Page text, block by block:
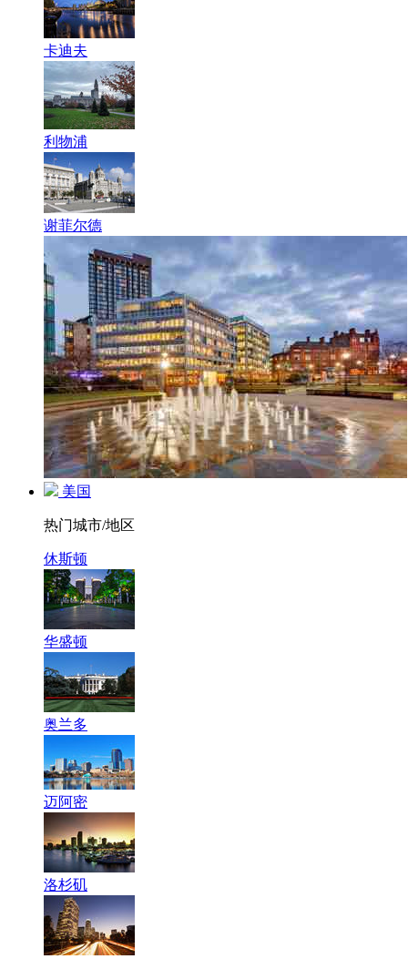
卡迪夫
利物浦
谢菲尔德
美国
热门城市/地区
休斯顿
华盛顿
奥兰多
迈阿密
洛杉矶